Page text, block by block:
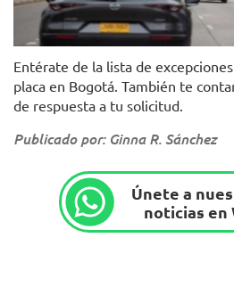
Entérate de la lista de
placa en Bogotá. También te
de respuesta a tu solicitud.
Publicado por: Ginna R. Sánchez
Únete a
noticias en